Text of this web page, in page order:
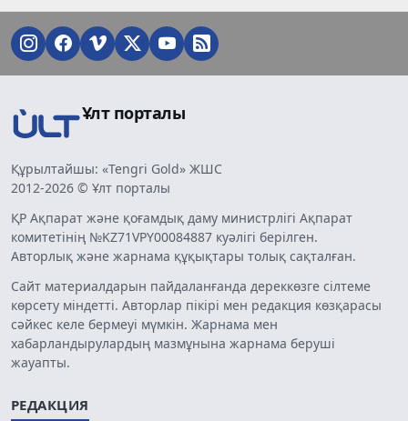
Ұлт порталы
Құрылтайшы: «Tengri Gold» ЖШС
2012-2026 © Ұлт порталы
ҚР Ақпарат және қоғамдық даму министрлігі Ақпарат
комитетінің №KZ71VPY00084887 куәлігі берілген.
Авторлық және жарнама құқықтары толық сақталған.
Сайт материалдарын пайдаланғанда дереккөзге сілтеме
көрсету міндетті. Авторлар пікірі мен редакция көзқарасы
сәйкес келе бермеуі мүмкін. Жарнама мен
хабарландырулардың мазмұнына жарнама беруші
жауапты.
РЕДАКЦИЯ